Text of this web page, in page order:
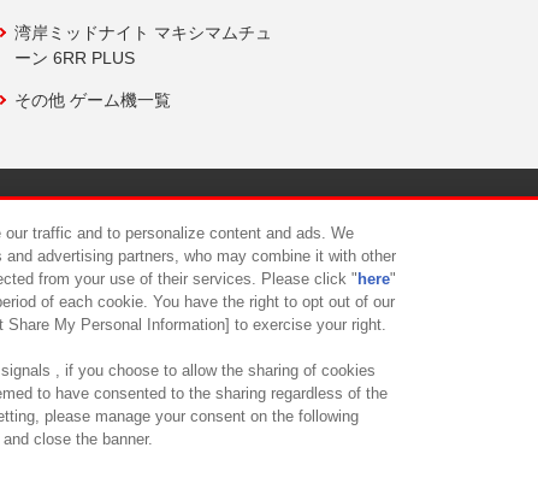
湾岸ミッドナイト マキシマムチュ
ーン 6RR PLUS
その他 ゲーム機一覧
ご提供について カスタマーハラスメント対応方針
traffic and to personalize content and ads. We
advertising partners, who may combine it with other
from your use of their services. Please click " here"
of each cookie. You have the right to opt out of our
My Personal Information] to exercise your right.
, if you choose to allow the sharing of cookies
to have consented to the sharing regardless of the
please manage your consent on the following
close the banner.